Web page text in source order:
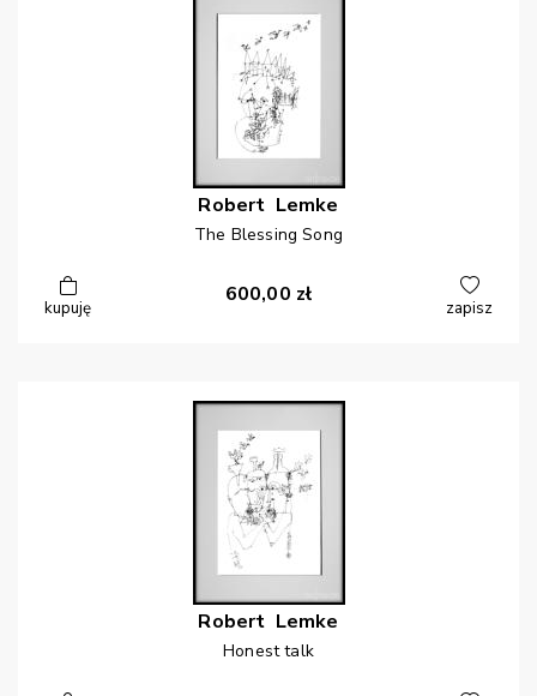
Robert Lemke
The Blessing Song
kupuję
600,00 zł
zapisz
Robert Lemke
Honest talk